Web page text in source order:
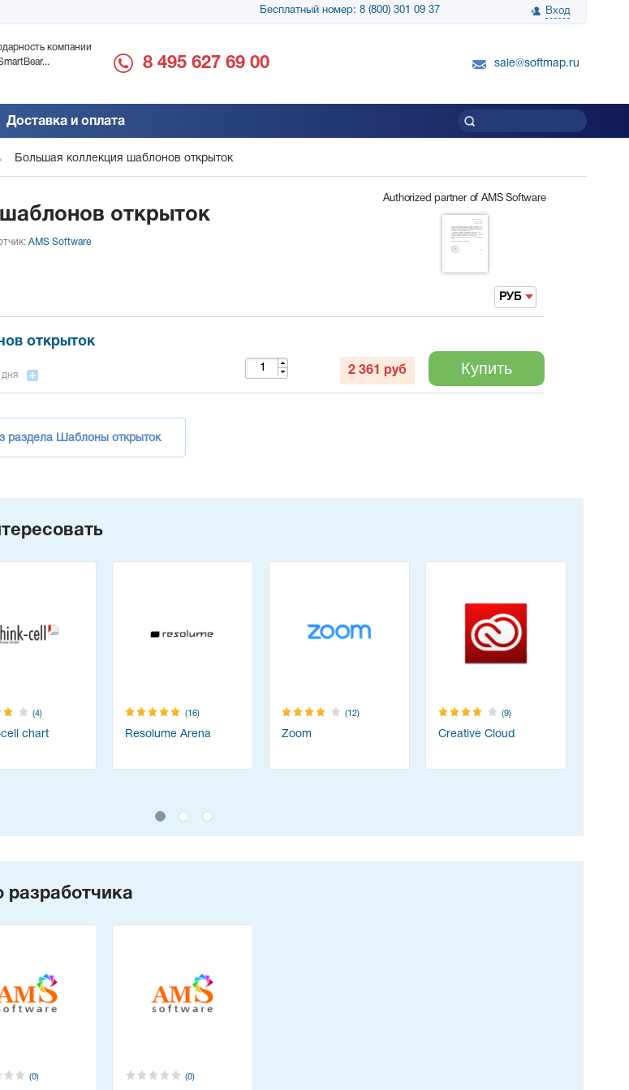
Бесплатный номер: 8 (800) 301 09 37 Вход
компании
благодарность за поставку SnapGene...
благодарность SoftMap за помощь в
8 495 627 69 00 sale@softmap.ru
Доставка и оплата
Большая коллекция шаблонов открыток
открыток
AMS Software
Authorized partner of AMS Software
РУБ
открыток
дня 2 361 руб Купить
раздела Шаблоны открыток
(4)
chart
(16)
Resolume Arena
(12)
Zoom
(9)
Creative Cloud
разработчика
(0) (0)